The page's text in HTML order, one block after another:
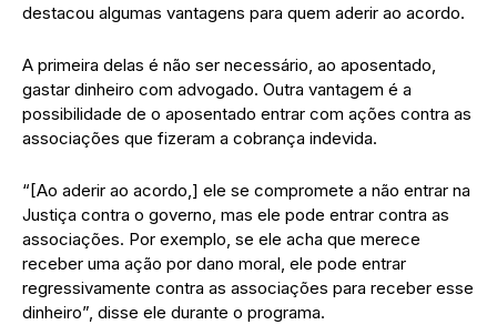
destacou algumas vantagens para quem aderir ao acordo.
A primeira delas é não ser necessário, ao aposentado,
gastar dinheiro com advogado. Outra vantagem é a
possibilidade de o aposentado entrar com ações contra as
associações que fizeram a cobrança indevida.
“[Ao aderir ao acordo,] ele se compromete a não entrar na
Justiça contra o governo, mas ele pode entrar contra as
associações. Por exemplo, se ele acha que merece
receber uma ação por dano moral, ele pode entrar
regressivamente contra as associações para receber esse
dinheiro”, disse ele durante o programa.